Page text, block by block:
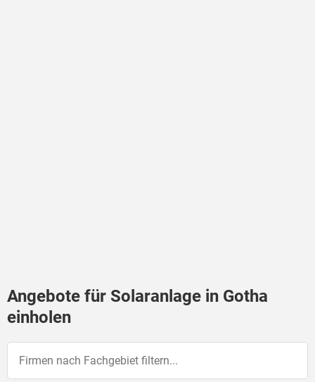
Angebote für Solaranlage in Gotha
einholen